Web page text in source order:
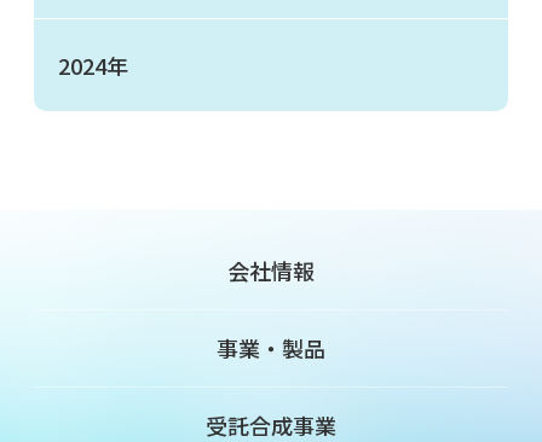
2024年
会社情報
事業・製品
受託合成事業